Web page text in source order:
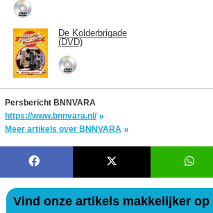
De Kolderbrigade
(DVD)
Persbericht BNNVARA
https://www.bnnvara.nl/
Meer artikels over BNNVARA
Vind onze artikels makkelijker op